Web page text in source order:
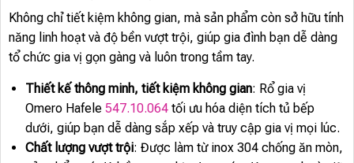
Không chỉ tiết kiệm không gian, mà sản phẩm còn sở hữu tính
năng linh hoạt và độ bền vượt trội, giúp gia đình bạn dễ dàng
tổ chức gia vị gọn gàng và luôn trong tầm tay.
Thiết kế thông minh, tiết kiệm không gian: Rổ gia vị
Omero Hafele 547.10.064tối ưu hóa diện tích tủ bếp
dưới, giúp bạn dễ dàng sắp xếp và truy cập gia vị mọi lúc.
Chất lượng vượt trội: Được làm từ inox 304 chống ăn mòn,